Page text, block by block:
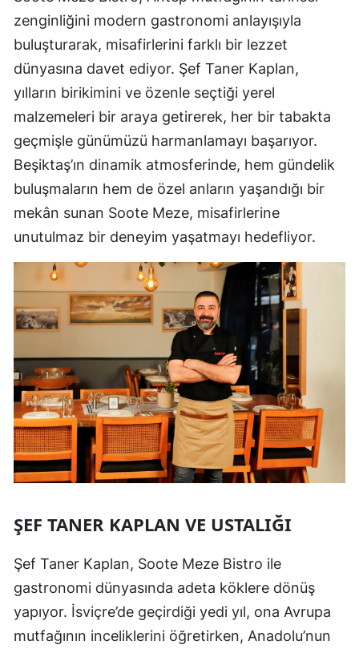
zenginliğini modern gastronomi anlayışıyla
buluşturarak, misafirlerini farklı bir lezzet
dünyasına davet ediyor. Şef Taner Kaplan,
yılların birikimini ve özenle seçtiği yerel
malzemeleri bir araya getirerek, her bir tabakta
geçmişle günümüzü harmanlamayı başarıyor.
Beşiktaş’ın dinamik atmosferinde, hem gündelik
buluşmaların hem de özel anların yaşandığı bir
mekân sunan Soote Meze, misafirlerine
unutulmaz bir deneyim yaşatmayı hedefliyor.
ŞEF TANER KAPLAN VE USTALIĞI
Şef Taner Kaplan, Soote Meze Bistro ile
gastronomi dünyasında adeta köklere dönüş
yapıyor. İsviçre’de geçirdiği yedi yıl, ona Avrupa
mutfağının inceliklerini öğretirken, Anadolu’nun